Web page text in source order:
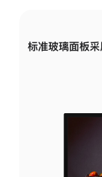
标准玻璃面板